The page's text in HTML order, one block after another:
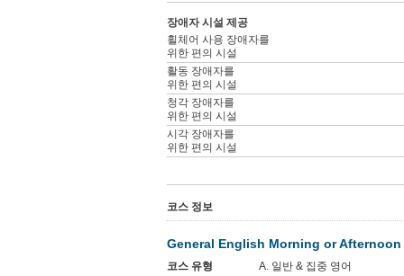
장애자 시설 제공
휠체어 사용 장애자를
위한 편의 시설
활동 장애자를
위한 편의 시설
청각 장애자를
위한 편의 시설
시각 장애자를
위한 편의 시설
코스 정보
General English Morning or Afternoon
코스 유형
A. 일반 & 집중 영어